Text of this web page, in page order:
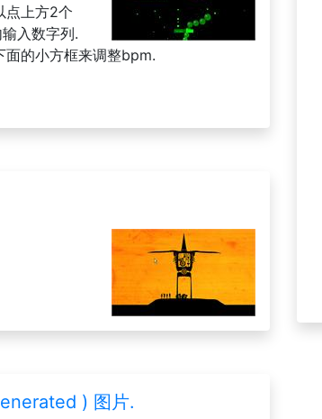
点上方2个
入数字列.
面的小方框来调整bpm.
) 图片.